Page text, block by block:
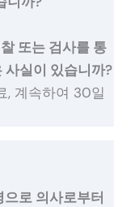
또는 검사를 통
사실이 있습니까?
, 계속하여 30일
로 의사로부터